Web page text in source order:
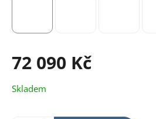
72 090 Kč
Měrná
cena:
Skladem